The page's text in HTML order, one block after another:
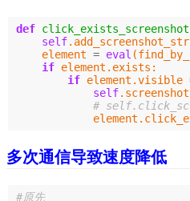
def click_exists_screenshot
self.
element = eval (
if element . exists :
if element .visible
self. screenshot
element .
多次通信导致速度降低